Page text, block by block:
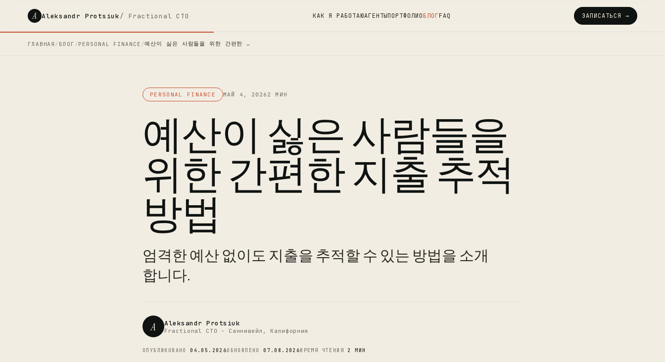
A Aleksandr Protsiuk/ Fractional CTO КАК Я РАБОТАЮАГЕНТЫПОРТФОЛИОБЛОГFAQ ЗАПИСАТЬСЯ →
ГЛАВНАЯ / БЛОГ /PERSONAL FINANCE /예산이 싫은 사람들을 위한 간편한 …
PERSONAL FINANCE МАЙ 4, 2026 2 МИН
예산이 싫은 사람들을
위한 간편한 지출 추적
방법
엄격한 예산 없이도 지출을 추적할 수 있는 방법을 소개
합니다.
A Aleksandr Protsiuk
Fractional CTO - Саннивейл, Калифорния
ОПУБЛИКОВАНО04.05.2026ОБНОВЛЕНО07.08.2026ВРЕМЯ ЧТЕНИЯ 2 МИН